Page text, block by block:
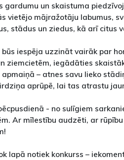
gardumu un skaistuma
vietējo mājražotāju labumus,
stādus un ziedus, kā arī citus
būs iespēja uzzināt vairāk par
ziemcietēm, iegādāties
– atnes savu lieko
aprūpē, lai tas atrastu
- no sulīgiem
Ar mīlestību audzēti, ar
lapā notiek konkurss –